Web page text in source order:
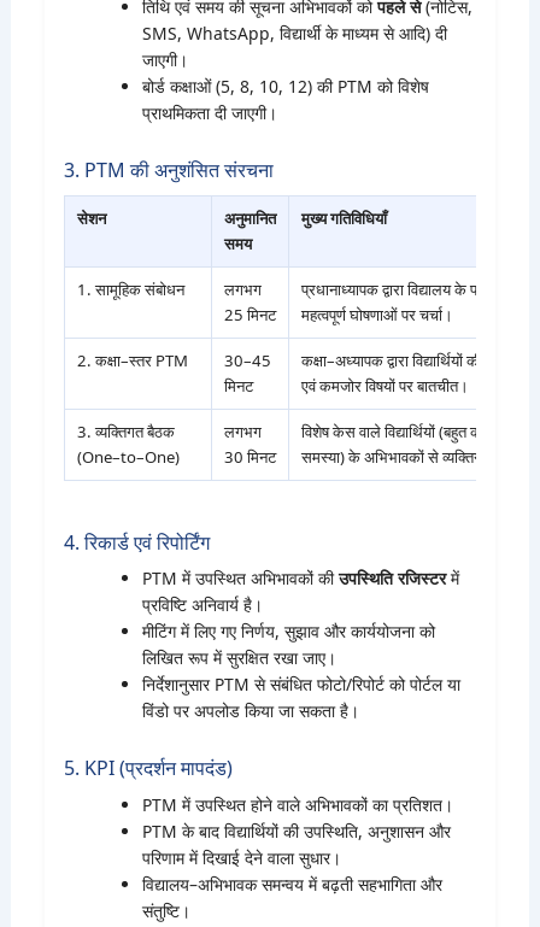
तिथि एवं समय की सूचना अभिभावकों कोपहले से(नोटिस,
SMS, WhatsApp, विद्यार्थी के माध्यम से आदि) दी
जाएगी।
बोर्ड कक्षाओं (5, 8, 10, 12) की PTM को विशेष
प्राथमिकता दी जाएगी।
3. PTM की अनुशंसित संरचना
सेशन
अनुमानित
समय
मुख्य गतिविधियाँ
1. सामूहिक संबोधन
लगभग
25 मिनट
प्रधानाध्यापक द्वारा विद्यालय के परिणाम,
महत्वपूर्ण घोषणाओं पर चर्चा।
2. कक्षा–स्तर PTM
30–45
मिनट
कक्षा–अध्यापक द्वारा विद्यार्थियों की प्रगति
एवं कमजोर विषयों पर बातचीत।
3. व्यक्तिगत बैठक
(One–to–One)
लगभग
30 मिनट
विशेष केस वाले विद्यार्थियों (बहुत कमजोर/
समस्या) के अभिभावकों से व्यक्तिगत चर्चा।
4. रिकार्ड एवं रिपोर्टिंग
PTM में उपस्थित अभिभावकों कीउपस्थिति रजिस्टरमें
प्रविष्टि अनिवार्य है।
मीटिंग में लिए गए निर्णय, सुझाव और कार्ययोजना को
लिखित रूप में सुरक्षित रखा जाए।
निर्देशानुसार PTM से संबंधित फोटो/रिपोर्ट को पोर्टल या
विंडो पर अपलोड किया जा सकता है।
5. KPI (प्रदर्शन मापदंड)
PTM में उपस्थित होने वाले अभिभावकों का प्रतिशत।
PTM के बाद विद्यार्थियों की उपस्थिति, अनुशासन और
परिणाम में दिखाई देने वाला सुधार।
विद्यालय–अभिभावक समन्वय में बढ़ती सहभागिता और
संतुष्टि।